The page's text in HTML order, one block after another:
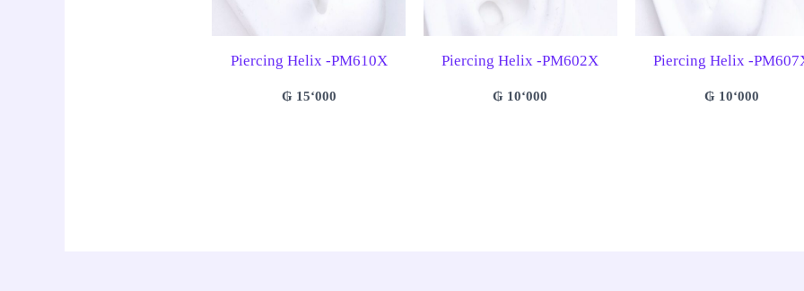
Piercing Helix -PM610X
₲15‘000
Piercing Helix -PM602X
₲ 10‘000
Piercing Helix -
₲10‘000